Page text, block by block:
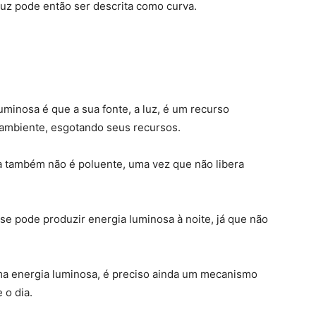
pode então ser descrita como curva.
é que a sua fonte, a luz, é um recurso
esgotando seus recursos.
não é poluente, uma vez que não libera
pode produzir energia luminosa à noite, já que não
energia luminosa, é preciso ainda um mecanismo
o dia.